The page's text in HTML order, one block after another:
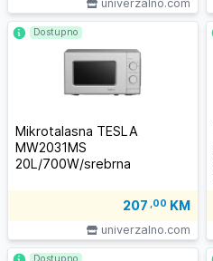
univerzalno.com
Mikrotalasna TESLA
MW2031MS
20L/700W/srebrna
207 ,00 KM
univerzalno.com
Dostupno